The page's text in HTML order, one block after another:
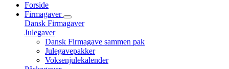
Forside
Firmagaver
Dansk Firmagaver
Julegaver
Dansk Firmagave sammen pak
Julegavepakker
Voksenjulekalender